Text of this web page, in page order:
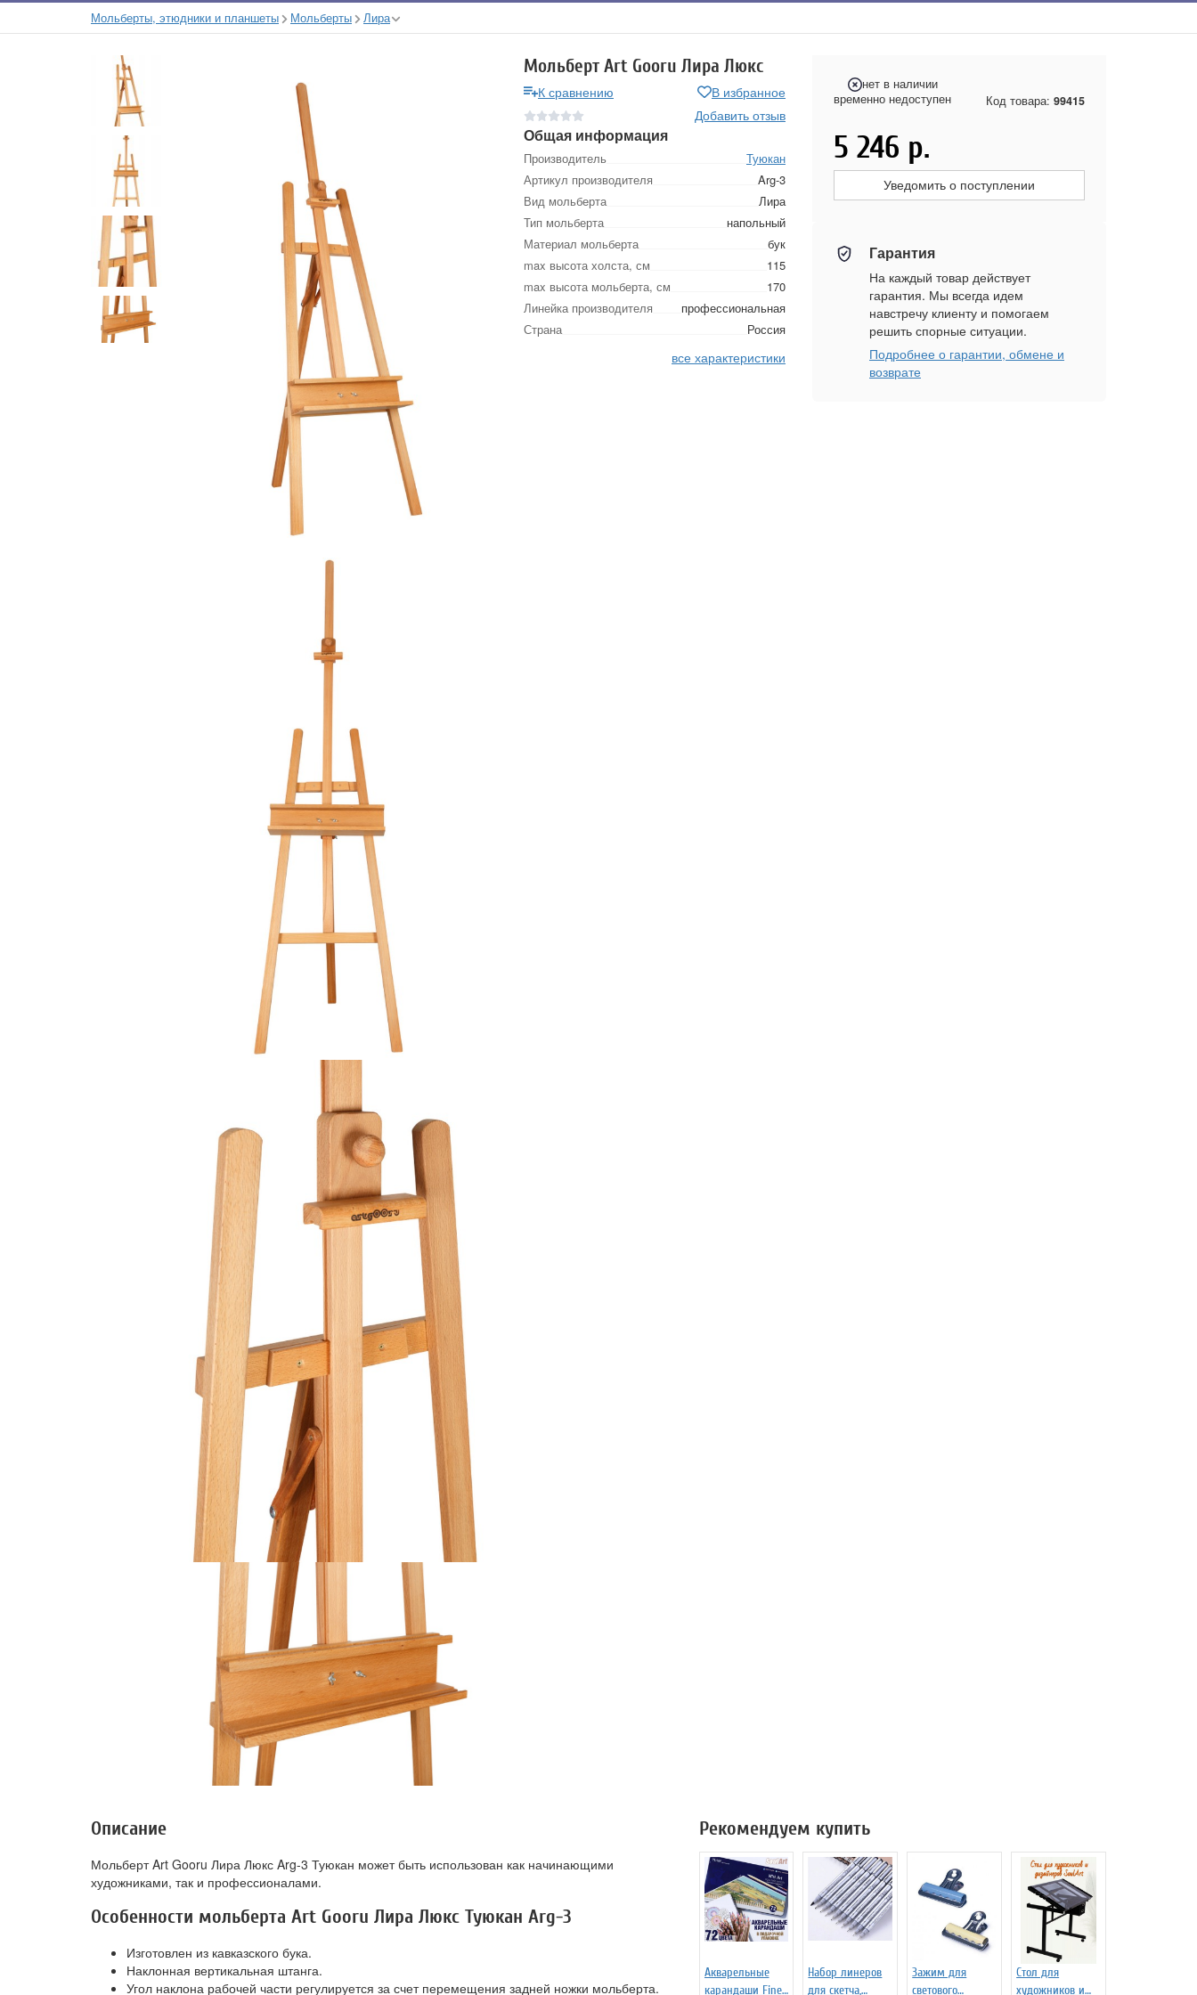
Мольберты, этюдники и планшеты Мольберты Лира
Мольберт Art Gooru Лира Люкс
К сравнению
В избранное
Добавить отзыв
Общая информация
Производитель
Туюкан
Артикул производителя
Arg-3
Вид мольберта
Лира
Тип мольберта
напольный
Материал мольберта
бук
max высота холста, см
115
max высота мольберта, см
170
Линейка производителя
профессиональная
Страна
Россия
все характеристики
нет в наличии
временно недоступен
Код товара: 99415
5 246 р.
Уведомить о поступлении
Гарантия
На каждый товар действует
гарантия. Мы всегда идем
навстречу клиенту и помогаем
решить спорные ситуации.
Подробнее о гарантии, обмене и
возврате
Описание
Мольберт Art Gooru Лира Люкс Arg-3 Туюкан может быть использован как начинающими
художниками, так и профессионалами.
Особенности мольберта Art Gooru Лира Люкс Туюкан Arg-3
Изготовлен из кавказского бука.
Наклонная вертикальная штанга.
Угол наклона рабочей части регулируется за счет перемещения задней ножки мольберта.
Рекомендуем купить
Акварельные
карандаши Fine
Набор линеров
для скетча,
Зажим для
светового
Стол для
художников и